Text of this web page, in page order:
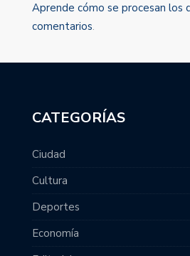
Aprende cómo se procesan los
comentarios.
CATEGORÍAS
Ciudad
Cultura
Deportes
Economía